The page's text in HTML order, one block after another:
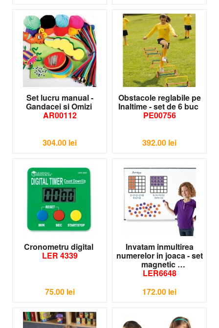
Set lucru manual -
Gandacei si Omizi
AR00112
304.00 lei
Obstacole reglabile pe
Inaltime - set de 6 buc
PE00756
392.00 lei
Cronometru digital
LER 4339
75.00 lei
Invatam inmultirea
numerelor in joaca - set
magnetic
LER6648
172.00 lei